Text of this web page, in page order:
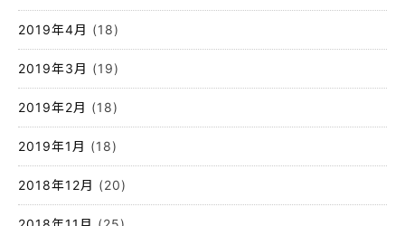
2019年4月 (18)
2019年3月 (19)
2019年2月 (18)
2019年1月 (18)
2018年12月 (20)